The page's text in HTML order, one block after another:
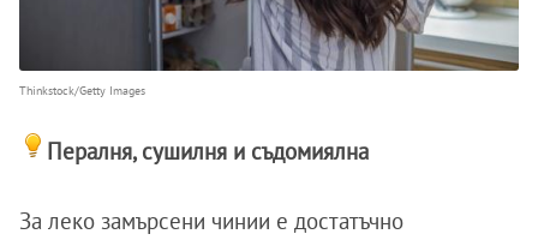
Thinkstock/Getty Images
Пералня, сушилня и съдомиялна
За леко замърсени чинии е достатъчно